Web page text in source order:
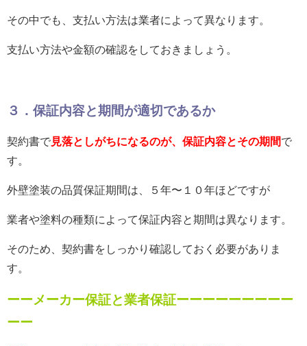
その中でも、支払い方法は業者によって異なります。
支払い方法や金額の確認をしておきましょう。
３．保証内容と期間が適切であるか
契約書で見落としがちになるのが、保証内容とその期間で
す。
外壁塗装の品質保証期間は、５年〜１０年ほどですが
業者や塗料の種類によって保証内容と期間は異なります。
そのため、契約書をしっかり確認しておく必要がありま
す。
ーーメーカー保証と業者保証ーーーーーーーーー
ーー